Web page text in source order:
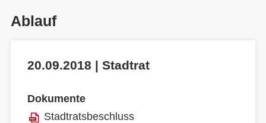
Ablauf
20.09.2018 | Stadtrat
Dokumente
Stadtratsbeschluss